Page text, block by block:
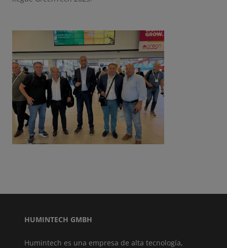
HUMINTECH GMBH
Humintech es una empresa de alta tecnología,